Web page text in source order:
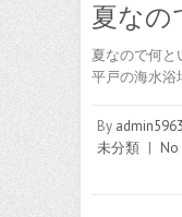
夏なの
夏なので何と
平戸の海水
By admin5963
未分類 | No